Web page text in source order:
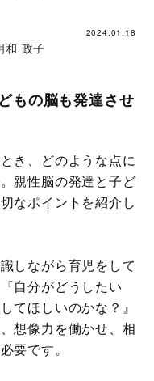
2024.01.18
和 政子
もの脳も発達させ
き、どのような点に
親性脳の発達と子ど
なポイントを紹介し
しながら育児をして
自分がどうしたい
てほしいのかな？』
想像力を働かせ、相
要です。